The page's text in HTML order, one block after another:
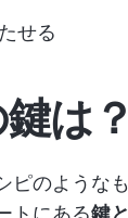
せる
は？
のような